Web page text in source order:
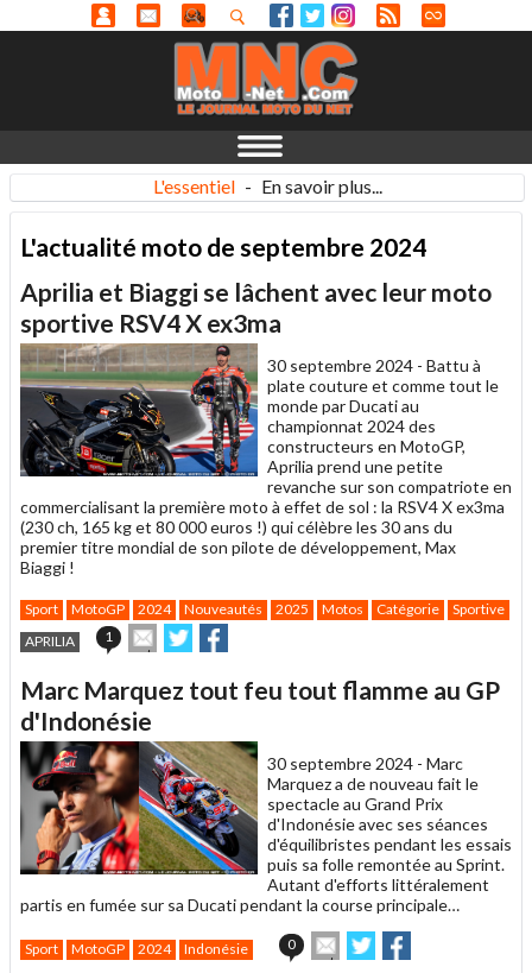
L'essentiel - En savoir plus...
L'actualité moto de septembre 2024
Aprilia et Biaggi se lâchent avec leur moto
sportive RSV4 X ex3ma
30 septembre 2024 - Battu à
plate couture et comme tout le
monde par Ducati au
championnat 2024 des
constructeurs en MotoGP,
Aprilia prend une petite
revanche sur son compatriote en
commercialisant la première moto à effet de sol : la RSV4 X ex3ma
(230 ch, 165 kg et 80 000 euros !) qui célèbre les 30 ans du
premier titre mondial de son pilote de développement, Max
Biaggi !
Sport MotoGP 2024 Nouveautés 2025 Motos Catégorie
Sportive
APRILIA
1
Envoyer
cet
à
un
ami
Partager
sur sur
Marc Marquez tout feu tout flamme au GP
d'Indonésie
30 septembre 2024 - Marc
Marquez a de nouveau fait le
spectacle au Grand Prix
d'Indonésie avec ses séances
d'équilibristes pendant les essais
puis sa folle remontée au Sprint.
Autant d'efforts littéralement
partis en fumée sur sa Ducati pendant la course principale…
Sport MotoGP 2024 Indonésie 0
Envoyer
cet
Partager
sur sur